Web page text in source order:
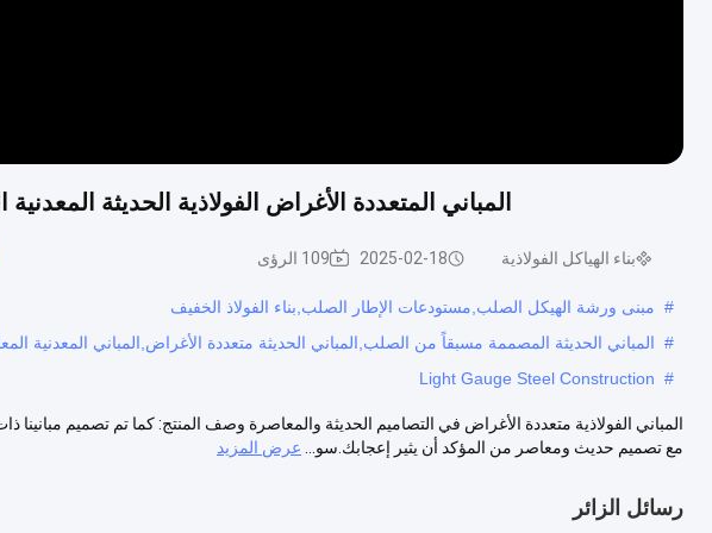
المباني المتعددة الأغراض الفولاذية الحديثة
بناء الهياكل الفولاذية 2025-02-18 109 الرؤى
# مبنى ورشة الهيكل الصلب,مستودعات الإطار الصلب,بناء الفولاذ الخفيف
# المباني الحديثة المصممة مسبقاً من الصلب,المباني الحديثة متعددة الأغراض,المباني المعدنية
#
Light Gauge Steel Construction
المباني الفولاذية متعددة الأغراض في التصاميم الحديثة والمعاصرة وصف المنتج: كما تم تصميم مبانينا ذات
مع تصميم حديث ومعاصر من المؤكد أن يثير إعجابك.سو...
عرض المزيد
رسائل الزائر